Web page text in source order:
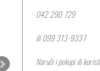
042 290 729
ili 099 313-9337
Naruči i pokupi ili